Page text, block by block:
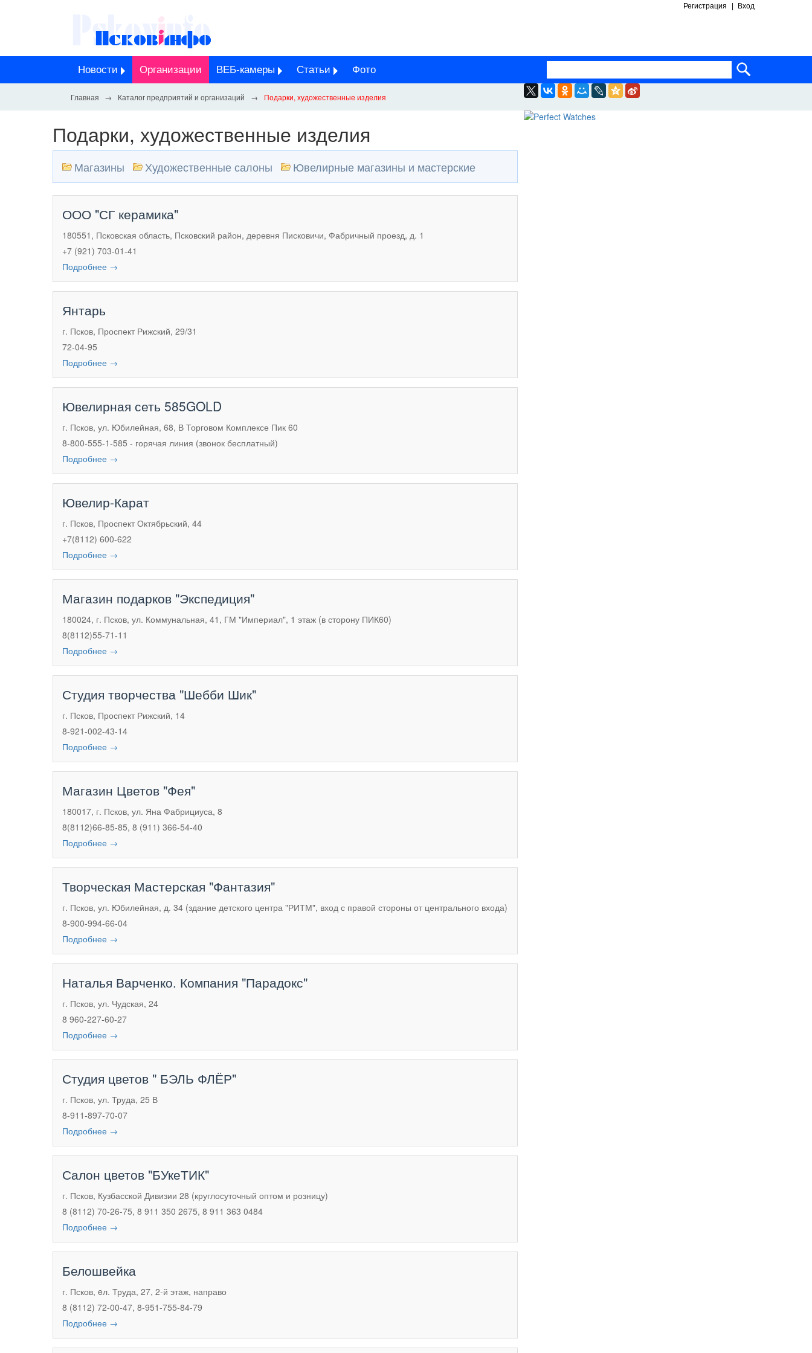
Регистрация Вход
Новости Организации ВЕБ-камеры Статьи Фото
Каталог предприятий и организаций Подарки, художественные изделия
Подарки, художественные изделия
Магазины Художественные салоны Ювелирные магазины и мастерские
ООО "СГ керамика"
180551, Псковская область, Псковский район, деревня Писковичи, Фабричный проезд, д. 1
+7 (921) 703-01-41
Подробнее →
Янтарь
г. Псков, Проспект Рижский, 29/31
72-04-95
Подробнее →
Ювелирная сеть 585GOLD
г. Псков, ул. Юбилейная, 68, В Торговом Комплексе Пик 60
8-800-555-1-585 - горячая линия (звонок бесплатный)
Подробнее →
Ювелир-Карат
г. Псков, Проспект Октябрьский, 44
+7(8112) 600-622
Подробнее →
Магазин подарков "Экспедиция"
180024, г. Псков, ул. Коммунальная, 41, ГМ "Империал", 1 этаж (в сторону ПИК60)
8(8112)55-71-11
Подробнее →
Студия творчества "Шебби Шик"
г. Псков, Проспект Рижский, 14
8-921-002-43-14
Подробнее →
Магазин Цветов "Фея"
180017, г. Псков, ул. Яна Фабрициуса, 8
8(8112)66-85-85, 8 (911) 366-54-40
Подробнее →
Творческая Мастерская "Фантазия"
г. Псков, ул. Юбилейная, д. 34 (здание детского центра "РИТМ", вход с правой стороны от центрального входа)
8-900-994-66-04
Подробнее →
Наталья Варченко. Компания "Парадокс"
г. Псков, ул. Чудская, 24
8 960-227-60-27
Подробнее →
Студия цветов " БЭЛЬ ФЛЁР"
г. Псков, ул. Труда, 25 В
8-911-897-70-07
Подробнее →
Салон цветов "БУкеТИК"
г. Псков, Кузбасской Дивизии 28 (круглосуточный оптом и розницу)
8 (8112) 70-26-75, 8 911 350 2675, 8 911 363 0484
Подробнее →
Белошвейка
г. Псков, eл. Труда, 27, 2-й этаж, направо
8 (8112) 72-00-47, 8-951-755-84-79
Подробнее →